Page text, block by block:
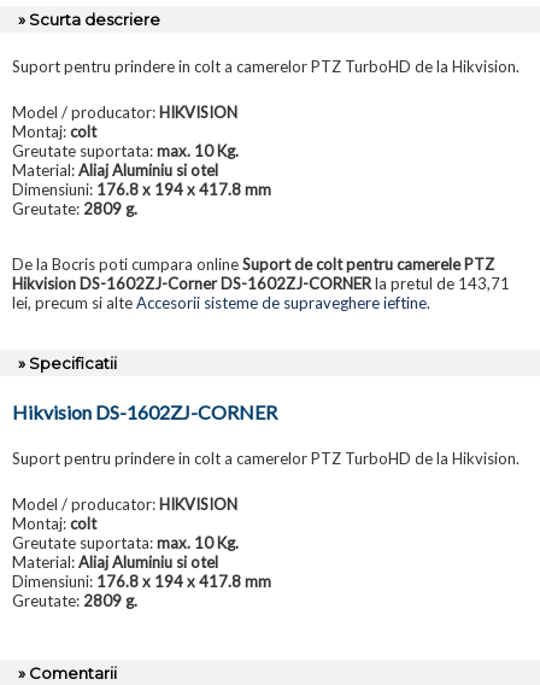
» Scurta descriere
Suport pentru prindere in colt a camerelor PTZ TurboHD de la Hikvision.
Model / producator: HIKVISION
Montaj:colt
Greutate suportata:max. 10 Kg.
Material:Aliaj Aluminiu si otel
Dimensiuni: 176.8 x 194 x 417.8 mm
Greutate: 2809 g.
De la Bocris poti cumpara onlineSuport de colt pentru camerele PTZ
Hikvision DS-1602ZJ-Corner DS-1602ZJ-CORNERla pretul de 143,71
lei, precum si alteAccesorii sisteme de supraveghere ieftine.
» Specificatii
Hikvision DS-1602ZJ-CORNER
Suport pentru prindere in colt a camerelor PTZ TurboHD de la Hikvision.
Model / producator: HIKVISION
Montaj:colt
Greutate suportata:max. 10 Kg.
Material:Aliaj Aluminiu si otel
Dimensiuni: 176.8 x 194 x 417.8 mm
Greutate: 2809 g.
» Comentarii